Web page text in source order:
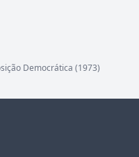
Democrática (1973)